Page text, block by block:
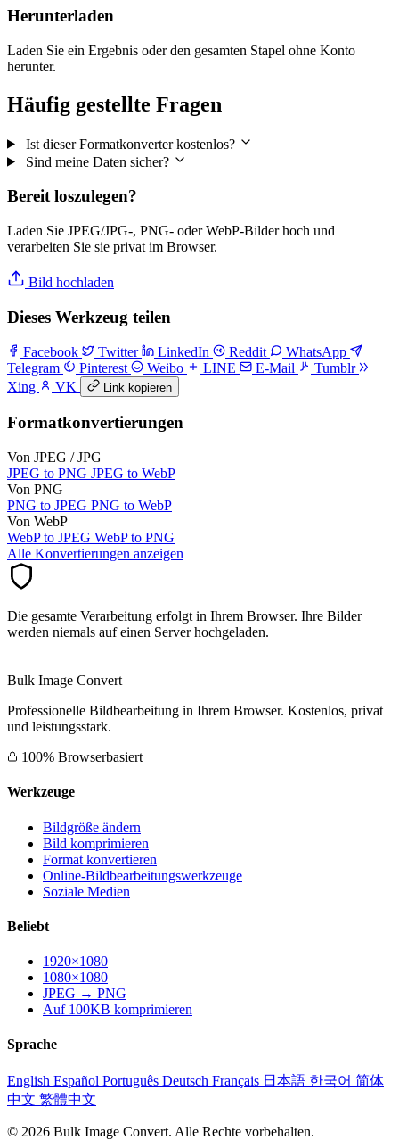
Herunterladen
Laden Sie ein Ergebnis oder den gesamten Stapel ohne Konto
herunter.
Häufig gestellte Fragen
Ist dieser Formatkonverter kostenlos?
Sind meine Daten sicher?
Bereit loszulegen?
Laden Sie JPEG/JPG-, PNG- oder WebP-Bilder hoch und
verarbeiten Sie sie privat im Browser.
Bild hochladen
Dieses Werkzeug teilen
Facebook Twitter LinkedIn Reddit
WhatsApp
Telegram
Pinterest Weibo LINE E-Mail
Tumblr
Xing
VK Link kopieren
Formatkonvertierungen
Von JPEG / JPG
JPEG to PNG JPEG to WebP
Von PNG
PNG to JPEG PNG to WebP
Von WebP
WebP to JPEG WebP to PNG
Alle Konvertierungen anzeigen
Die gesamte Verarbeitung erfolgt in Ihrem Browser. Ihre Bilder
werden niemals auf einen Server hochgeladen.
Bulk Image Convert
Professionelle Bildbearbeitung in Ihrem Browser. Kostenlos, privat
und leistungsstark.
100% Browserbasiert
Werkzeuge
Bildgröße ändern
Bild komprimieren
Format konvertieren
Online-Bildbearbeitungswerkzeuge
Soziale Medien
Beliebt
1920×1080
1080×1080
JPEG → PNG
Auf 100KB komprimieren
Sprache
English Español Português Deutsch Français 日本語 한국어 简体
中文 繁體中文
© 2026 Bulk Image Convert. Alle Rechte vorbehalten.